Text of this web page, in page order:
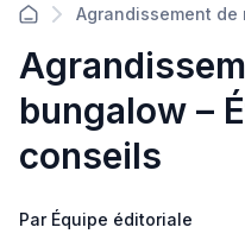
Agrandissement de
bungalow –
conseils
Par Équipe éditoriale